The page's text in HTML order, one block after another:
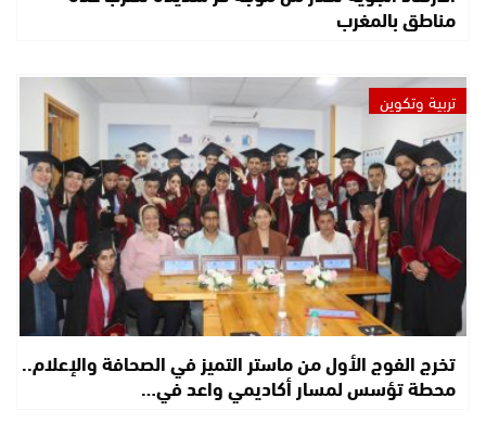
مناطق بالمغرب
تربية وتكوين
تخرج الفوج الأول من ماستر التميز في الصحافة والإعلام..
محطة تؤسس لمسار أكاديمي واعد في…